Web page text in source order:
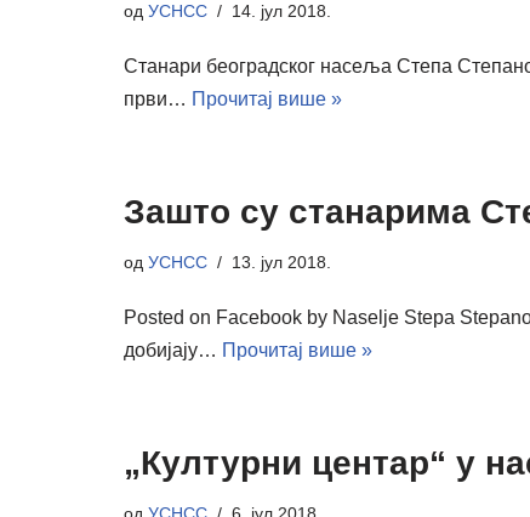
од УСНСС 14. јул 2018.
Станари београдског насеља Степа
први… Прочитај више »
Зашто су станарима
од УСНСС 13. јул 2018.
Posted on Facebook by Naselje Stepa
добијају… Прочитај више »
„Културни центар“ у